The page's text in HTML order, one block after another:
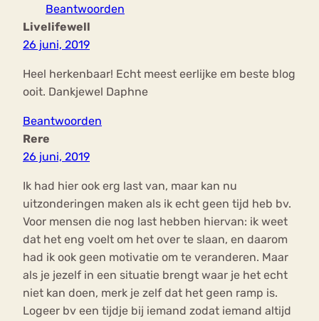
Beantwoorden
Livelifewell
26 juni, 2019
Heel herkenbaar! Echt meest eerlijke em beste blog
ooit. Dankjewel Daphne
Beantwoorden
Rere
26 juni, 2019
Ik had hier ook erg last van, maar kan nu
uitzonderingen maken als ik echt geen tijd heb bv.
Voor mensen die nog last hebben hiervan: ik weet
dat het eng voelt om het over te slaan, en daarom
had ik ook geen motivatie om te veranderen. Maar
als je jezelf in een situatie brengt waar je het echt
niet kan doen, merk je zelf dat het geen ramp is.
Logeer bv een tijdje bij iemand zodat iemand altijd